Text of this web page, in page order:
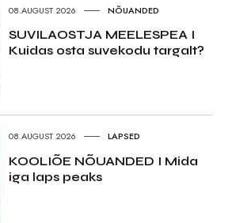
08.AUGUST 2026 NÕUANDED
SUVILAOSTJA MEELESPEA I
Kuidas osta suvekodu targalt?
08.AUGUST 2026 LAPSED
KOOLIÕE NÕUANDED I Mida
iga laps peaks